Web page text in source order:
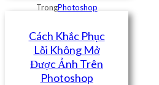
TrongPhotoshop
Cách Khắc Phục
Lỗi Không Mở
Được Ảnh Trên
Photoshop